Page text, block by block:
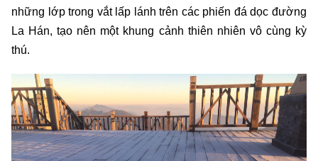
những lớp trong vắt lấp lánh trên các phiến đá dọc đường
La Hán, tạo nên một khung cảnh thiên nhiên vô cùng kỳ
thú.